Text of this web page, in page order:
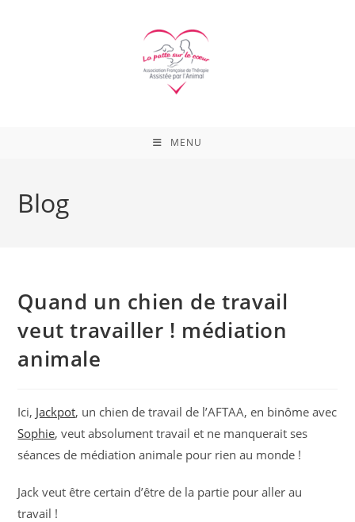
MENU
Blog
Quand un chien de travail
veut travailler ! médiation
animale
Ici, Jackpot, un chien de travail de l’AFTAA, en binôme avec
Sophie, veut absolument travail et ne manquerait ses
séances de médiation animale pour rien au monde !
Jack veut être certain d’être de la partie pour aller au
travail !